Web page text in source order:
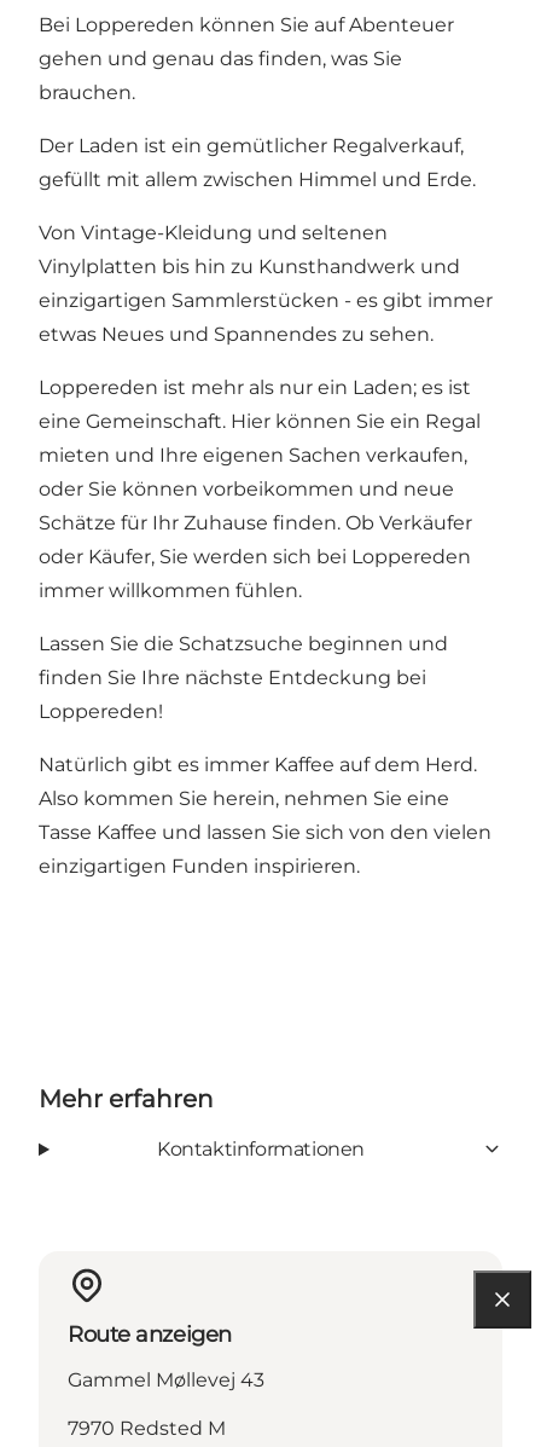
Bei Loppereden können Sie auf Abenteuer
gehen und genau das finden, was Sie
brauchen.
Der Laden ist ein gemütlicher Regalverkauf,
gefüllt mit allem zwischen Himmel und Erde.
Von Vintage-Kleidung und seltenen
Vinylplatten bis hin zu Kunsthandwerk und
einzigartigen Sammlerstücken - es gibt immer
etwas Neues und Spannendes zu sehen.
Loppereden ist mehr als nur ein Laden; es ist
eine Gemeinschaft. Hier können Sie ein Regal
mieten und Ihre eigenen Sachen verkaufen,
oder Sie können vorbeikommen und neue
Schätze für Ihr Zuhause finden. Ob Verkäufer
oder Käufer, Sie werden sich bei Loppereden
immer willkommen fühlen.
Lassen Sie die Schatzsuche beginnen und
finden Sie Ihre nächste Entdeckung bei
Loppereden!
Natürlich gibt es immer Kaffee auf dem Herd.
Also kommen Sie herein, nehmen Sie eine
Tasse Kaffee und lassen Sie sich von den vielen
einzigartigen Funden inspirieren.
Mehr erfahren
Kontaktinformationen
Route anzeigen
Gammel Møllevej 43
7970 Redsted M